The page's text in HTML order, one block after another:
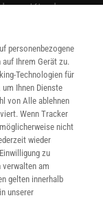
am Kiosk:
SHOP
personenbezogene
auf Ihrem Gerät zu.
Technologien für
um Ihnen Dienste
von Alle ablehnen
Wenn Tracker
nicht
wieder
zu
verwalten am
gelten innerhalb
unserer